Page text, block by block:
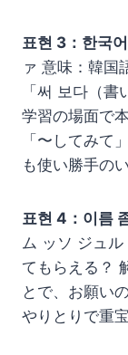
표현 3：한국
ァ 意味：韓国
「써 보다（
学習の場面で
「〜してみて
も使い勝手の
표현 4：이름
ム ッソ ジュ
てもらえる？
とで、お願い
やりとりで重